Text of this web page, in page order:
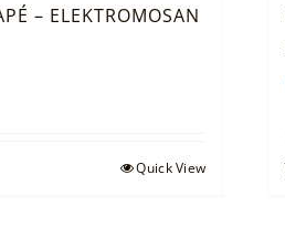
– ELEKTROMOSAN
Quick View